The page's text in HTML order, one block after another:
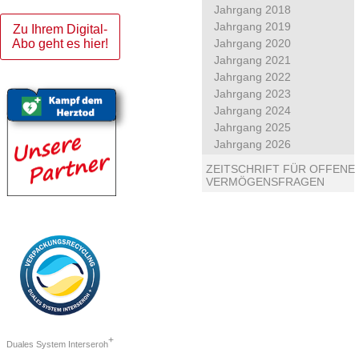
Zu Ihrem Digital-
Abo geht es hier!
Duales System Interseroh+
Jahrgang 2018
Jahrgang 2019
Jahrgang 2020
Jahrgang 2021
Jahrgang 2022
Jahrgang 2023
Jahrgang 2024
Jahrgang 2025
Jahrgang 2026
ZEITSCHRIFT FÜR OFFENE
VERMÖGENSFRAGEN